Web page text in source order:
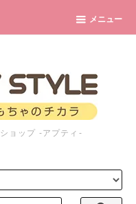
メニュー
ョップ -アプティ-